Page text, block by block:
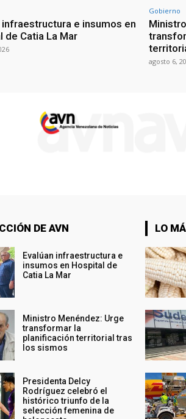
infraestructura e insumos en
de Catia La Mar
Gobierno
agosto 6,
DE AVN
Evalúan infraestructura e
insumos en Hospital de
Catia La Mar
Ministro Menéndez: Urge
transformar la
planificación territorial tras
los sismos
Presidenta Delcy
Rodríguez celebró el
histórico triunfo de la
selección femenina de
LO